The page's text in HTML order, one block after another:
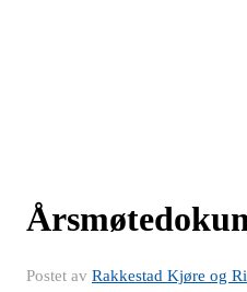
Postet av Rakkestad Kjøre og